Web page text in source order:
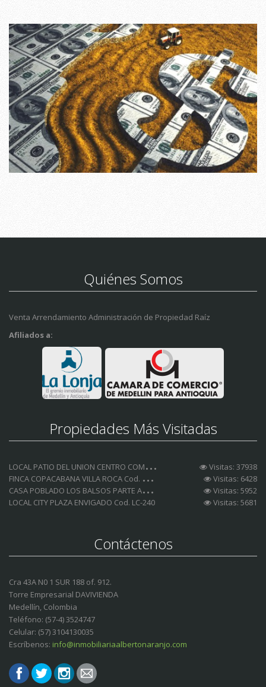
Quiénes Somos
Venta Arrendamiento Administración de Propiedad Raíz
Afiliados a:
Propiedades Más Visitadas
L
OCAL PATIO DEL UNION CENTRO COMERCIAL Cod. LCA-185 Visitas: 37938
F
INCA COPACABANA VILLA ROCA Cod. FC-153 Visitas: 6428
C
ASA POBLADO LOS BALSOS PARTE ALTA Cod. CA-232
Visitas: 5952
LOCAL CITY PLAZA ENVIGADO Cod. LC-240
Visitas: 5681
Contáctenos
Cra 43A N0 1 SUR 188 of. 912.
Torre Empresarial DAVIVIENDA
Medellín, Colombia
Teléfono: (57-4) 3524747
Celular: (57) 3104130035
Escríbenos: info@inmobiliariaalbertonaranjo.com